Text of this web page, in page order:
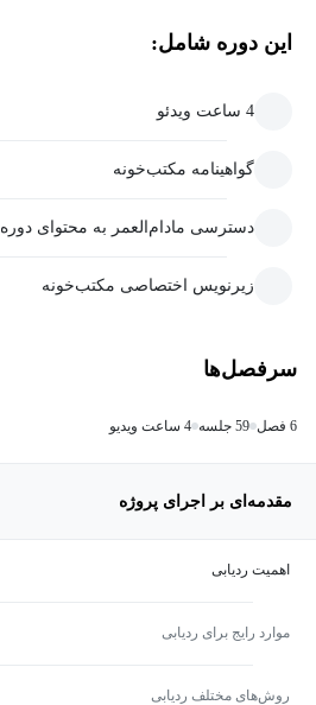
این دوره شامل:
4 ساعت ویدئو
گواهینامه مکتب‌خونه
دسترسی مادام‌العمر به محتوای دوره
زیرنویس اختصاصی مکتب‌خونه
سرفصل‌ها
6 فصل 59 جلسه 4 ساعت ویدیو
مقدمه‌ای بر اجرای پروژه
اهمیت ردیابی
موارد رایج برای ردیابی
روش‌های مختلف ردیابی